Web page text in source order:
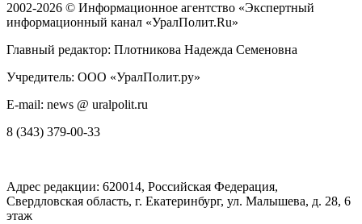
2002-2026 © Информационное агентство «Экспертный
информационный канал «УралПолит.Ru»
Главный редактор: Плотникова Надежда Семеновна
Учредитель: ООО «УралПолит.ру»
E-mail: news @ uralpolit.ru
8 (343) 379-00-33
Адрес редакции: 620014, Российская Федерация,
Свердловская область, г. Екатеринбург, ул. Малышева, д. 28, 6
этаж